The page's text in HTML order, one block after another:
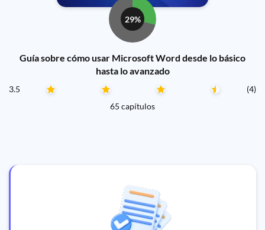
29%
Guía sobre cómo usar Microsoft Word desde lo básico
hasta lo avanzado
3.5
(4)
65 capítulos